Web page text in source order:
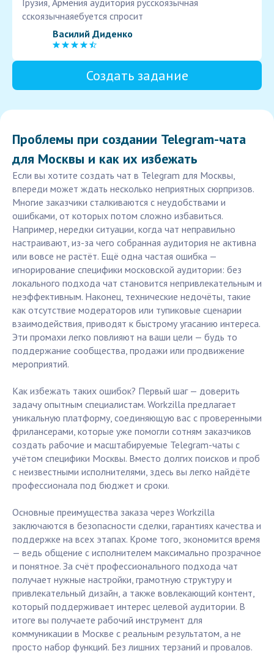
Грузия, Армения аудитория русскоязычная
сскоязычнаяебуется спросит
Василий Диденко
Создать задание
Проблемы при создании Telegram-чата
для Москвы и как их избежать
Если вы хотите создать чат в Telegram для Москвы,
впереди может ждать несколько неприятных сюрпризов.
Многие заказчики сталкиваются с неудобствами и
ошибками, от которых потом сложно избавиться.
Например, нередки ситуации, когда чат неправильно
настраивают, из-за чего собранная аудитория не активна
или вовсе не растёт. Ещё одна частая ошибка —
игнорирование специфики московской аудитории: без
локального подхода чат становится непривлекательным и
неэффективным. Наконец, технические недочёты, такие
как отсутствие модераторов или тупиковые сценарии
взаимодействия, приводят к быстрому угасанию интереса.
Эти промахи легко повлияют на ваши цели — будь то
поддержание сообщества, продажи или продвижение
мероприятий.
Как избежать таких ошибок? Первый шаг — доверить
задачу опытным специалистам. Workzilla предлагает
уникальную платформу, соединяющую вас с проверенными
фрилансерами, которые уже помогли сотням заказчиков
создать рабочие и масштабируемые Telegram-чаты с
учётом специфики Москвы. Вместо долгих поисков и проб
с неизвестными исполнителями, здесь вы легко найдёте
профессионала под бюджет и сроки.
Основные преимущества заказа через Workzilla
заключаются в безопасности сделки, гарантиях качества и
поддержке на всех этапах. Кроме того, экономится время
— ведь общение с исполнителем максимально прозрачное
и понятное. За счёт профессионального подхода чат
получает нужные настройки, грамотную структуру и
привлекательный дизайн, а также вовлекающий контент,
который поддерживает интерес целевой аудитории. В
итоге вы получаете рабочий инструмент для
коммуникации в Москве с реальным результатом, а не
просто набор функций. Без лишних терзаний и провалов.